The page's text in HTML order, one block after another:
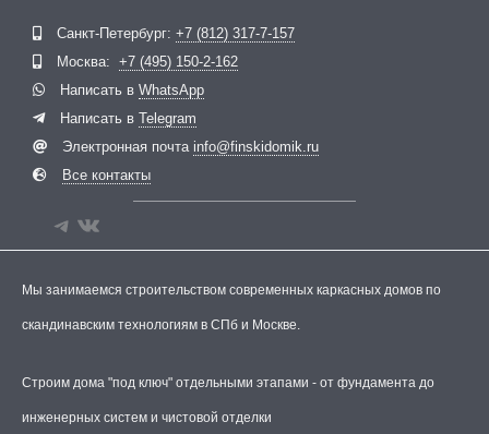
Санкт-Петербург: +7 (812) 317-7-157
Москва: +7 (495) 150-2-162
Написать в WhatsApp
Написать в Telegram
Электронная почта info@finskidomik.ru
Все контакты
Мы занимаемся строительством современных каркасных домов по
скандинавским технологиям в СПб и Москве.
Строим дома "под ключ" отдельными этапами - от фундамента до
инженерных систем и чистовой отделки